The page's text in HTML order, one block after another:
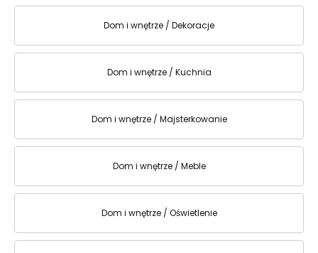
Dom i wnętrze / Dekoracje
Dom i wnętrze / Kuchnia
Dom i wnętrze / Majsterkowanie
Dom i wnętrze / Meble
Dom i wnętrze / Oświetlenie